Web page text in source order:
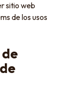
sitio web
de los usos